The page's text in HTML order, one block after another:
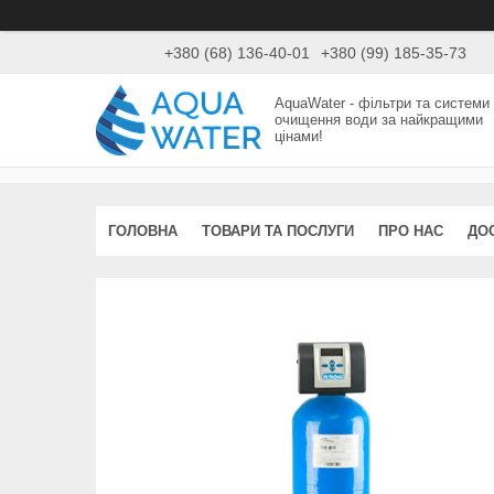
+380 (68) 136-40-01 +380 (99) 185-35-73
AquaWater - фільтри та системи
очищення води за найкращими
цінами!
ГОЛОВНА ТОВАРИ ТА ПОСЛУГИ ПРО НАС